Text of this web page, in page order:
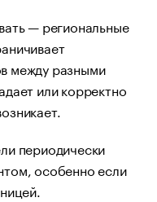
— региональные
между разными
или корректно
периодически
особенно если